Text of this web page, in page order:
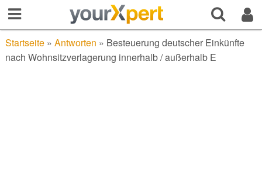
Startseite» Antworten » Besteuerung deutscher Einkünfte
nach Wohnsitzverlagerung innerhalb / außerhalb E